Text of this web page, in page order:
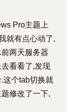
Pro主题上
就有点心动了,
两天服务器
看看了,发现
这个tab切换就
修改了一下,